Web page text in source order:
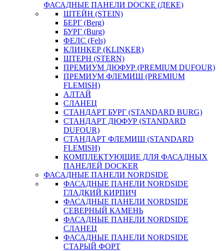
ФАСАДНЫЕ ПАНЕЛИ DOCKE (ДЕКЕ)
ШТЕЙН (STEIN)
БЕРГ (Berg)
БУРГ (Burg)
ФЕЛС (Fels)
КЛИНКЕР (KLINKER)
ШТЕРН (STERN)
ПРЕМИУМ ДЮФУР (PREMIUM DUFOUR)
ПРЕМИУМ ФЛЕМИШ (PREMIUM
FLEMISH)
АЛТАЙ
СЛАНЕЦ
СТАНДАРТ БУРГ (STANDARD BURG)
СТАНДАРТ ДЮФУР (STANDARD
DUFOUR)
СТАНДАРТ ФЛЕМИШ (STANDARD
FLEMISH)
КОМПЛЕКТУЮЩИЕ ДЛЯ ФАСАДНЫХ
ПАНЕЛЕЙ DOCKER
ФАСАДНЫЕ ПАНЕЛИ NORDSIDE
ФАСАДНЫЕ ПАНЕЛИ NORDSIDE
ГЛАДКИЙ КИРПИЧ
ФАСАДНЫЕ ПАНЕЛИ NORDSIDE
СЕВЕРНЫЙ КАМЕНЬ
ФАСАДНЫЕ ПАНЕЛИ NORDSIDE
СЛАНЕЦ
ФАСАДНЫЕ ПАНЕЛИ NORDSIDE
СТАРЫЙ ФОРТ